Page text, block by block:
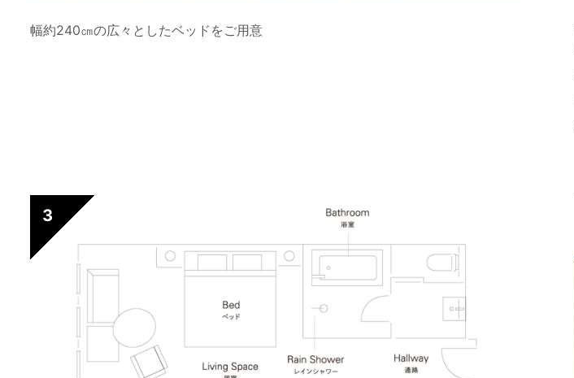
幅約240㎝の広々としたベッドをご用意